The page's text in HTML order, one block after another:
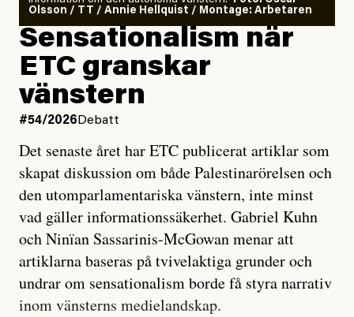
Olsson / TT / Annie Hellquist / Montage: Arbetaren
Sensationalism när
ETC granskar
vänstern
#54/2026 Debatt
Det senaste året har ETC publicerat artiklar som
skapat diskussion om både Palestinarörelsen och
den utomparlamentariska vänstern, inte minst
vad gäller informationssäkerhet. Gabriel Kuhn
och Ninïan Sassarinis-McGowan menar att
artiklarna baseras på tvivelaktiga grunder och
undrar om sensationalism borde få styra narrativ
inom vänsterns medielandskap.